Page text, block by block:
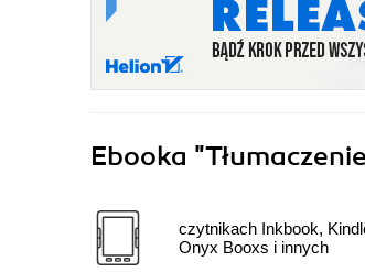
Ebooka
czytnikach Inkbook,
Onyx Booxs i innych